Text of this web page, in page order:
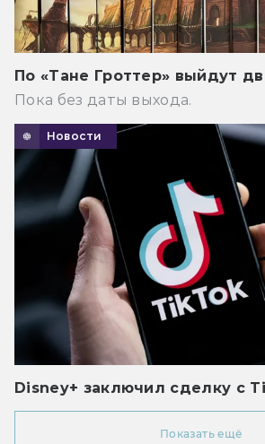
По «Тане Гроттер» выйдут
Пока без даты выхода.
Новости
Disney+ заключил сделку с
Показать ещё